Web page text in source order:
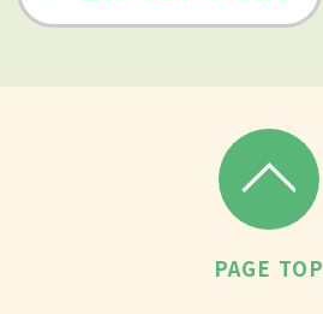
PAGE TOP